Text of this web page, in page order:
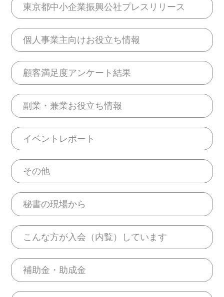
東京都中小企業振興公社プレスリリース
個人事業主向けお役立ち情報
顧客満足度アンケート結果
副業・兼業お役立ち情報
イベントレポート
その他
秘書の現場から
こんな方が入会（内覧）しています
補助金・助成金